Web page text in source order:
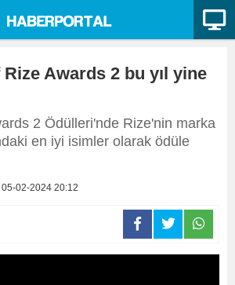
Awards 2 bu yıl yine
2 Ödülleri'nde Rize'nin marka
en iyi isimler olarak ödüle
05-02-2024 20:12